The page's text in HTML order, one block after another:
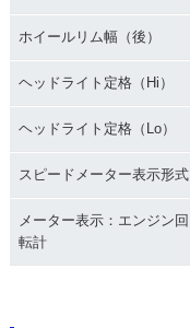
ホイールリム幅（後）
ヘッドライト定格（Hi）
ヘッドライト定格（Lo）
スピードメーター表示形式
メーター表示：エンジン回
転計